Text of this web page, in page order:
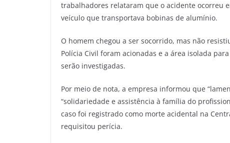
trabalhadores relataram que o acidente ocorreu
veículo que transportava bobinas de alumínio.
O homem chegou a ser socorrido, mas não
Polícia Civil foram acionadas e a área isolada
serão investigadas.
Por meio de nota, a empresa informou que
“solidariedade e assistência à família do
caso foi registrado como morte acidental na
requisitou perícia.